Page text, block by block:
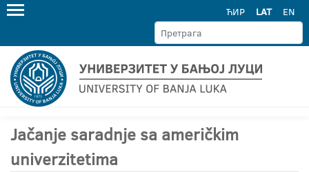
ЋИР LAT EN
Jačanje saradnje sa američkim
univerzitetima